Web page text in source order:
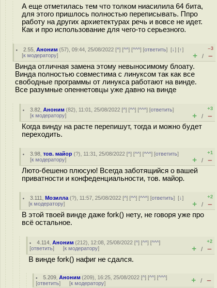
А еще отметилась тем что толком ниасилила 64 бита,
для этого пришлось полностью переписывать. Ппро
работу на других архиетектурах речь и вовсе не идет.
Как и про использование для чего-то серьезного.
2.55 ,Аноним (57), 09:44, 25/08/2022 [^] [^^] [^^^] [ответить][↓] [↑]
[к модератору]
–3
+ / –
Винда отличная замена этому невыносимому блоату.
Винда полностью совместима с линуксом так как все
свободные программы от линукса работают на винде.
Все разумные опеннетовцы уже давно на винде
3.82 ,Аноним (82), 11:01, 25/08/2022 [^] [^^] [^^^] [ответить]
[к модератору]
+3
+ / –
Когда винду на расте перепишут, тогда и можно будет
переходить.
3.98 ,тов. майор (?), 11:31, 25/08/2022 [^] [^^] [^^^] [ответить]
[к модератору]
+1
+ / –
Люто-бешено плюсую! Всегда заботящийся о вашей
приватности и конфеденциальности, тов. майор.
3.111 ,Мозилла (?), 11:57, 25/08/2022 [^] [^^] [^^^] [ответить][↓]
[к модератору]
+2
+ / –
В этой твоей винде даже fork() нету, не говоря уже про
всё остальное.
4.114 ,Аноним (212), 12:08, 25/08/2022 [^] [^^] [^^^]
[ответить] [к модератору]
+2
+ / –
В винде fork() нафиг не сдался.
5.209 ,Аноним (209), 16:25, 25/08/2022 [^] [^^] [^^^]
[ответить] [к модератору] + / –